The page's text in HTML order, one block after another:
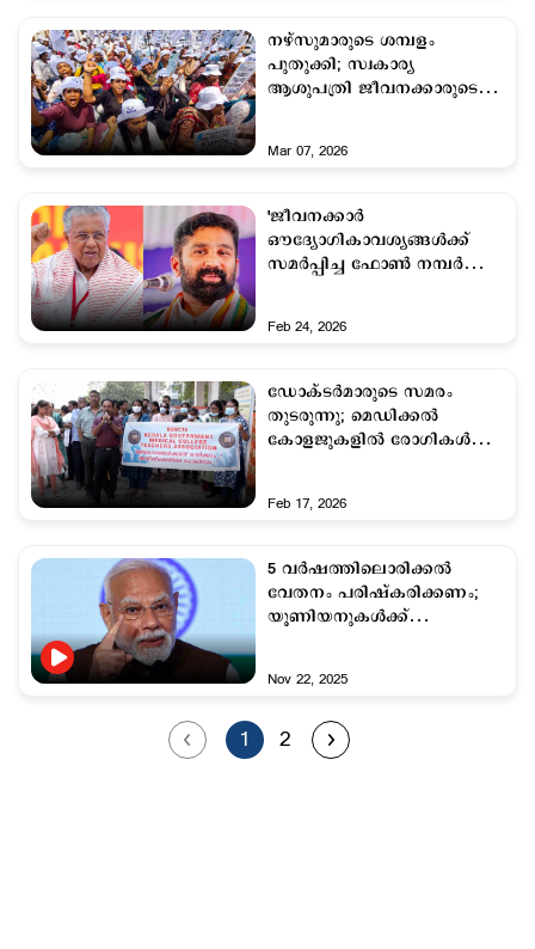
നഴ്സുമാരുടെ ശമ്പളം
പുതുക്കി; സ്വകാര്യ
ആശുപത്രി ജീവനക്കാരുടെ
Mar 07, 2026
'ജീവനക്കാർ
ഔദ്യോഗികാവശ്യങ്ങൾക്ക്
സമർപ്പിച്ച ഫോൺ നമ്പര്‍
Feb 24, 2026
ഡോക്ടര്‍മാരുടെ സമരം
തുടരുന്നു; മെഡിക്കല്‍
കോളജുകളില്‍ രോഗികള്‍ക്ക്
Feb 17, 2026
5 വര്‍ഷത്തിലൊരിക്കല്‍
വേതനം പരിഷ്കരിക്കണം;
യൂണിയനുകള്‍ക്ക്
Nov 22, 2025
1 2